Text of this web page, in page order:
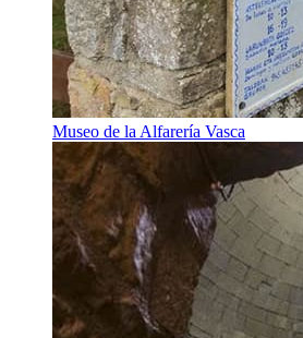
Museo de la Alfarería Vasca